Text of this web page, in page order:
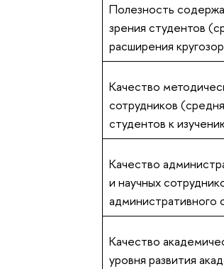
Полезность
зрения студентов
расширения
Качество
сотрудников
студентов к
Качество
и научных
Качество
уровня развития